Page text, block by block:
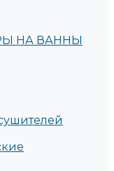
НА ВАННЫ